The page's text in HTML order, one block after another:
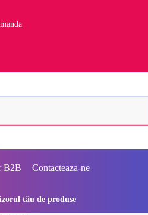
B2B Contacteaza-ne
tău de produse